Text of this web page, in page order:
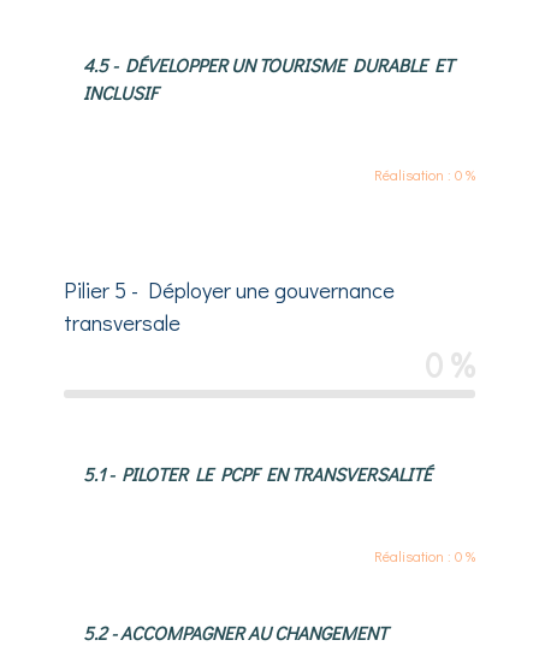
4.5 - DÉVELOPPER UN TOURISME DURABLE ET
INCLUSIF
Réalisation : 0 %
Pilier 5 - Déployer une gouvernance
transversale
0 %
5.1 - PILOTER LE PCPF EN TRANSVERSALITÉ
Réalisation : 0 %
5.2 - ACCOMPAGNER AU CHANGEMENT